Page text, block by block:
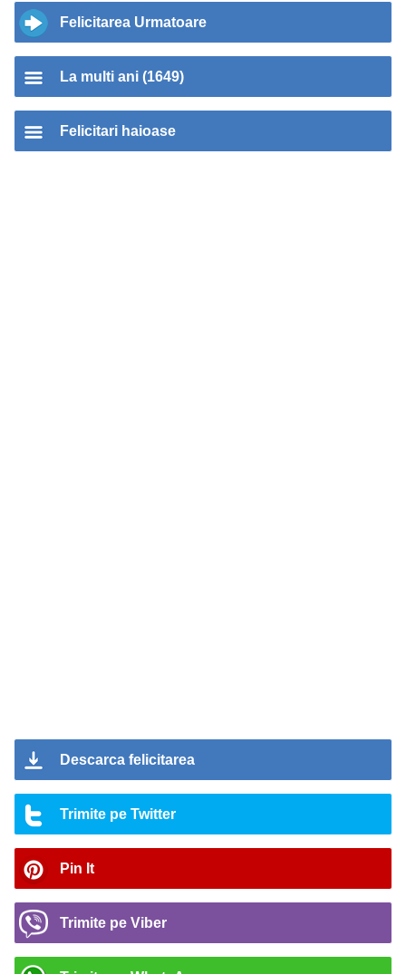
Felicitarea Urmatoare
La multi ani (1649)
Felicitari haioase
Descarca felicitarea
Trimite pe Twitter
Pin It
Trimite pe Viber